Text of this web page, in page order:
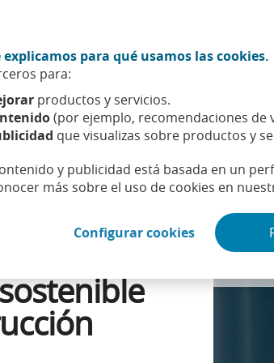
para qué usamos las cookies.
para:
productos y servicios.
(por ejemplo, recomendaciones de
que visualizas sobre productos y
y publicidad está basada en un
más sobre el uso de cookies en
Configurar cookies(Abrir en
Sobre nosotros
de éxito Laura Orozco y Myko: innovación sostenible en